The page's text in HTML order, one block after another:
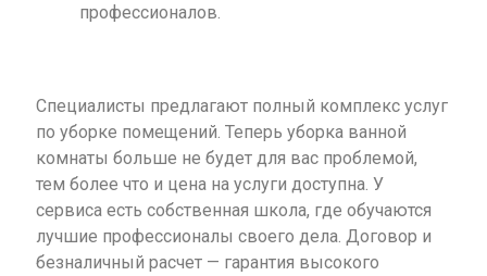
профессионалов.
Специалисты предлагают полный комплекс услуг
по уборке помещений. Теперь уборка ванной
комнаты больше не будет для вас проблемой,
тем более что и цена на услуги доступна. У
сервиса есть собственная школа, где обучаются
лучшие профессионалы своего дела. Договор и
безналичный расчет — гарантия высокого